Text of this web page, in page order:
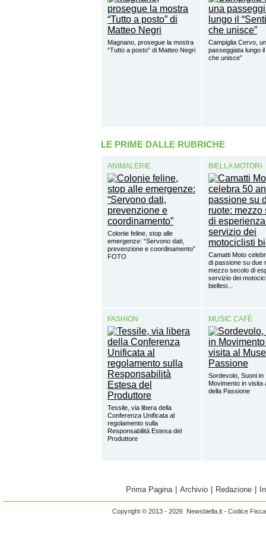
Magnano, prosegue la mostra
“Tutto a posto” di Matteo Negri
Campiglia Cervo,
passeggiata lungo il
che unisce”
LE PRIME DALLE RUBRICHE
ANIMALERIE
Colonie feline, stop alle
emergenze: “Servono dati,
prevenzione e coordinamento”
FOTO
BIELLA MOTORI
Camatti Moto
di passione su due
mezzo secolo di
servizio dei
biellesi...
FASHION
Tessile, via libera della
Conferenza Unificata al
regolamento sulla
Responsabilità Estesa del
Produttore
MUSIC CAFÈ
Sordevolo, Suoni in
Movimento in visita
della Passione
Prima Pagina Archivio Redazione
Copyright © 2013 - 2026 Newsbiella.it - Codice